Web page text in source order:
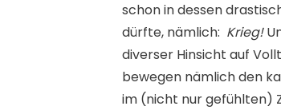
schon in dessen
dürfte, nämlich: Krieg!
diverser Hinsicht auf
bewegen nämlich den
im (nicht nur gefühlten)